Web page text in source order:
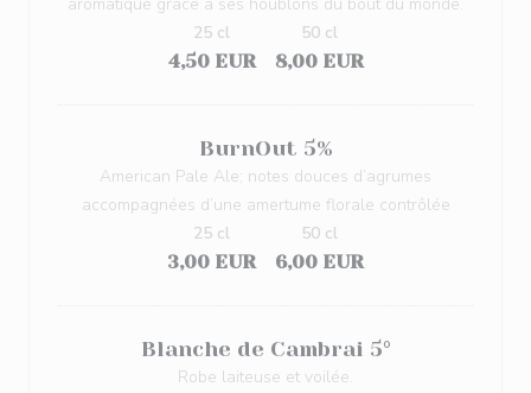
4,50 EUR
25 cl
8,00 EUR
50 cl
BurnOut 5%
American Pale Ale; notes douces d’agrumes
accompagnées d’une amertume florale contrôlée
3,00 EUR
25 cl
6,00 EUR
50 cl
Blanche de Cambrai 5°
Robe laiteuse et voilée.